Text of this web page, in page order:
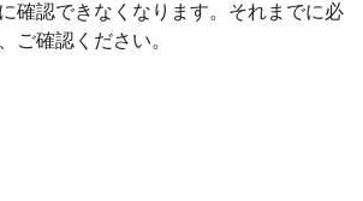
確認できなくなります。それまでに必
ご確認ください。